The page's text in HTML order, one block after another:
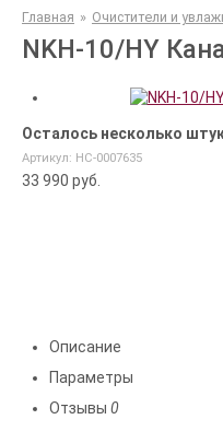
Главная » Очистители и
NKH-10/HY
Осталось несколько
Артикул: НС-0007635
33 990 руб.
Описание
Параметры
Отзывы 0